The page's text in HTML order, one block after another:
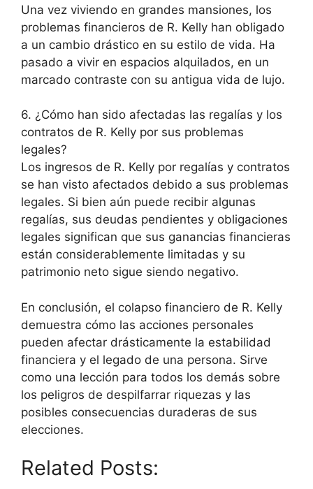
Una vez viviendo en grandes mansiones, los
problemas financieros de R. Kelly han obligado
a un cambio drástico en su estilo de vida. Ha
pasado a vivir en espacios alquilados, en un
marcado contraste con su antigua vida de lujo.
6. ¿Cómo han sido afectadas las regalías y los
contratos de R. Kelly por sus problemas
legales?
Los ingresos de R. Kelly por regalías y contratos
se han visto afectados debido a sus problemas
legales. Si bien aún puede recibir algunas
regalías, sus deudas pendientes y obligaciones
legales significan que sus ganancias financieras
están considerablemente limitadas y su
patrimonio neto sigue siendo negativo.
En conclusión, el colapso financiero de R. Kelly
demuestra cómo las acciones personales
pueden afectar drásticamente la estabilidad
financiera y el legado de una persona. Sirve
como una lección para todos los demás sobre
los peligros de despilfarrar riquezas y las
posibles consecuencias duraderas de sus
elecciones.
Related Posts: